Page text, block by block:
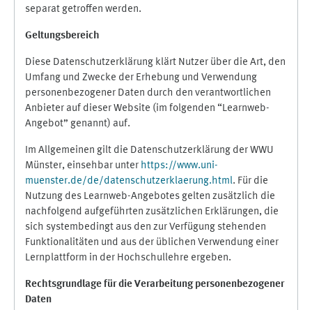
separat getroffen werden.
Geltungsbereich
Diese Datenschutzerklärung klärt Nutzer über die Art, den
Umfang und Zwecke der Erhebung und Verwendung
personenbezogener Daten durch den verantwortlichen
Anbieter auf dieser Website (im folgenden “Learnweb-
Angebot” genannt) auf.
Im Allgemeinen gilt die Datenschutzerklärung der WWU
Münster, einsehbar unter https://www.uni-
muenster.de/de/datenschutzerklaerung.html. Für die
Nutzung des Learnweb-Angebotes gelten zusätzlich die
nachfolgend aufgeführten zusätzlichen Erklärungen, die
sich systembedingt aus den zur Verfügung stehenden
Funktionalitäten und aus der üblichen Verwendung einer
Lernplattform in der Hochschullehre ergeben.
Rechtsgrundlage für die Verarbeitung personenbezogener
Daten